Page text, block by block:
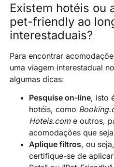
Existem hotéis ou
pet-friendly ao
interestaduais?
Para encontrar
uma viagem interestadual
algumas dicas:
Pesquise on-line, isto
hotéis, como
Hoteis.come outros,
acomodações que
Aplique filtros, ou
certifique-se de